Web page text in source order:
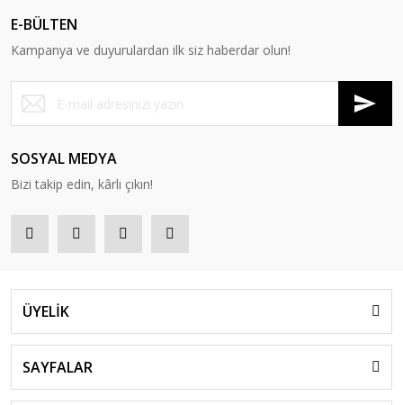
E-BÜLTEN
Kampanya ve duyurulardan ilk siz haberdar olun!
SOSYAL MEDYA
Bizi takip edin, kârlı çıkın!
ÜYELİK
SAYFALAR